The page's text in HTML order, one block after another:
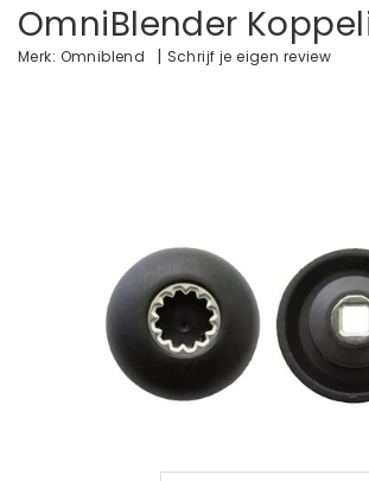
OmniBlender
Merk: Omniblend | Schrijf je eigen review